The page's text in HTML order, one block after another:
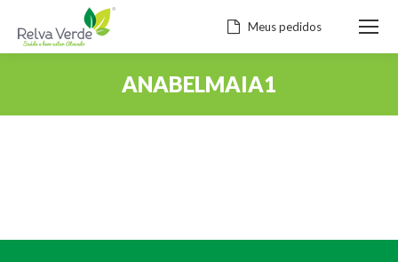
Meus pedidos
ANABELMAIA1